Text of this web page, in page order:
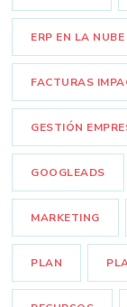
ERP EN LA NUBE
FACTURAS
GESTIÓN
GOOGLEADS
MARKETING
PLAN